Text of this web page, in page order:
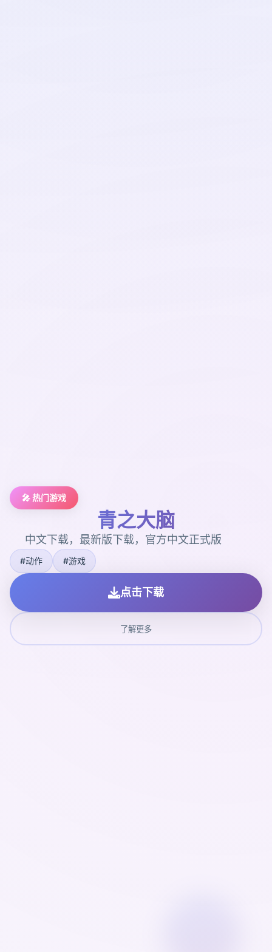
🎤 热门游戏
青之大脑
中文下载，最新版下载，官方中文正式版
#动作 #游戏
点击下载
了解更多